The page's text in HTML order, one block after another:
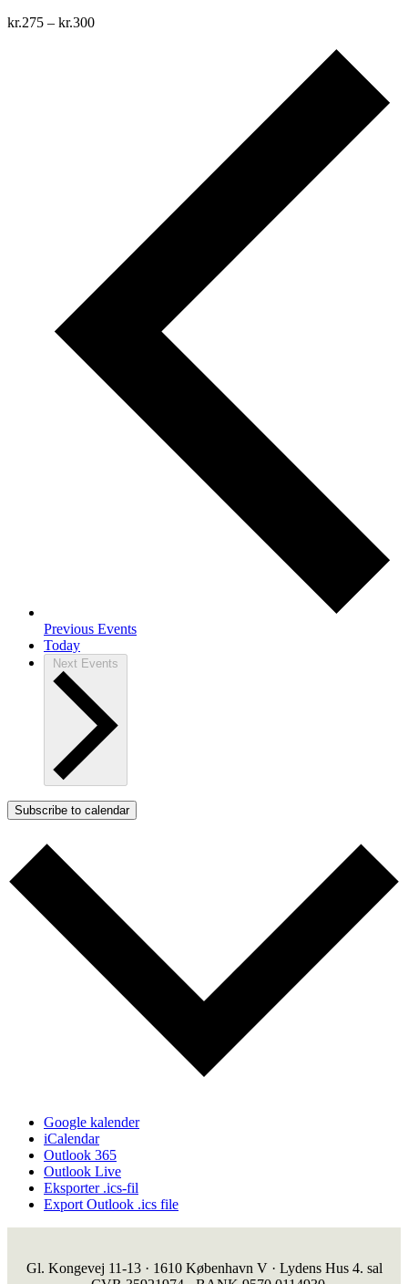
kr.275 – kr.300
Previous Events
Today
Next Events
Subscribe to calendar
Google kalender
iCalendar
Outlook 365
Outlook Live
Eksporter .ics-fil
Export Outlook .ics file
Gl. Kongevej 11-13 · 1610 København V · Lydens Hus 4. sal